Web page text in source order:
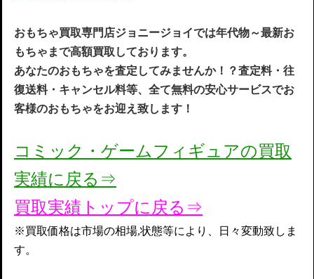
おもちゃ買取専門店ジョニージョイでは年代物～最新お
もちゃまで高額買取しております。
あなたのおもちゃを査定してみませんか！？査定料・往
復送料・キャンセル料等、全て無料の安心サービスでお
客様のおもちゃをお迎え致します！
コミック・ゲームフィギュアの買取
実績に戻る⇒
買取実績トップに戻る⇒
※買取価格は市場の相場,状態等により、日々変動致しま
す。